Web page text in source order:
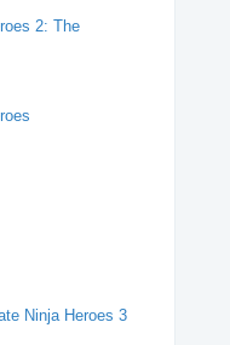
2: The
Ninja Heroes 3